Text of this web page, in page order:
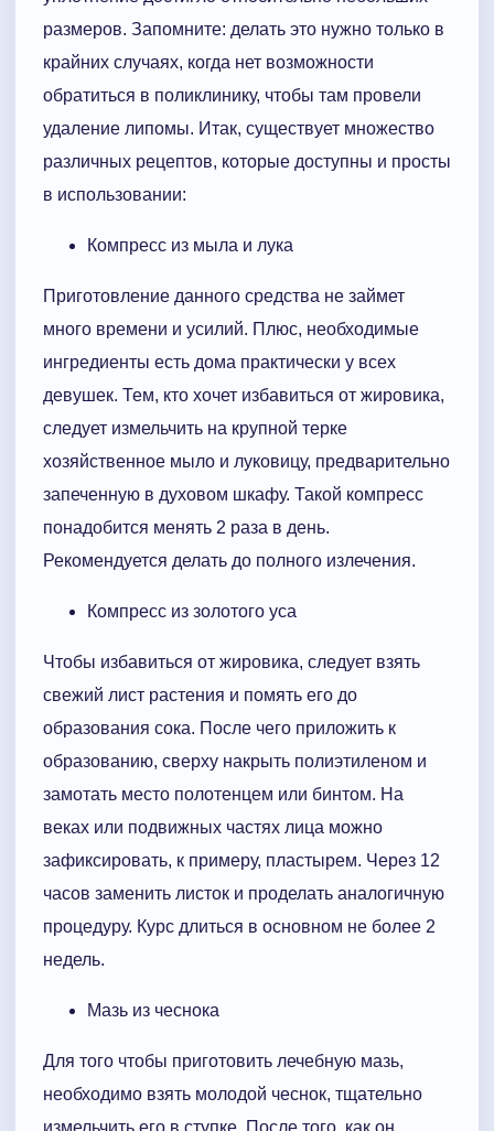
размеров. Запомните: делать это нужно только в
крайних случаях, когда нет возможности
обратиться в поликлинику, чтобы там провели
удаление липомы. Итак, существует множество
различных рецептов, которые доступны и просты
в использовании:
Компресс из мыла и лука
Приготовление данного средства не займет
много времени и усилий. Плюс, необходимые
ингредиенты есть дома практически у всех
девушек. Тем, кто хочет избавиться от жировика,
следует измельчить на крупной терке
хозяйственное мыло и луковицу, предварительно
запеченную в духовом шкафу. Такой компресс
понадобится менять 2 раза в день.
Рекомендуется делать до полного излечения.
Компресс из золотого уса
Чтобы избавиться от жировика, следует взять
свежий лист растения и помять его до
образования сока. После чего приложить к
образованию, сверху накрыть полиэтиленом и
замотать место полотенцем или бинтом. На
веках или подвижных частях лица можно
зафиксировать, к примеру, пластырем. Через 12
часов заменить листок и проделать аналогичную
процедуру. Курс длиться в основном не более 2
недель.
Мазь из чеснока
Для того чтобы приготовить лечебную мазь,
необходимо взять молодой чеснок, тщательно